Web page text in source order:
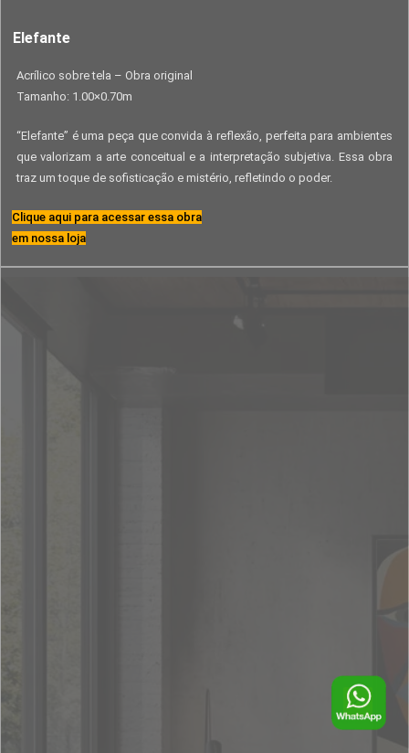
Elefante
Acrílico sobre tela – Obra original
Tamanho: 1.00×0.70m
“Elefante” é uma peça que convida à reflexão, perfeita para ambientes
que valorizam a arte conceitual e a interpretação subjetiva. Essa obra
traz um toque de sofisticação e mistério, refletindo o poder.
Clique aqui para acessar essa obra
em nossa loja